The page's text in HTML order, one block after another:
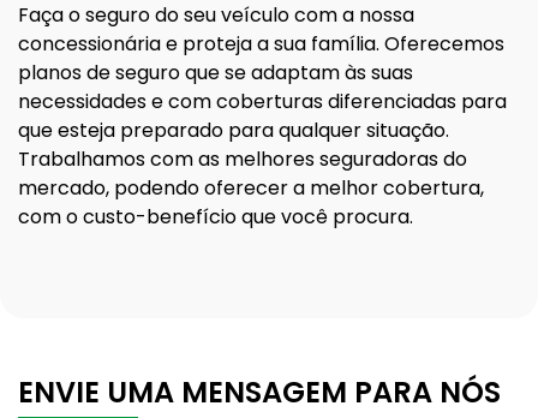
Faça o seguro do seu veículo com a nossa
concessionária e proteja a sua família. Oferecemos
planos de seguro que se adaptam às suas
necessidades e com coberturas diferenciadas para
que esteja preparado para qualquer situação.
Trabalhamos com as melhores seguradoras do
mercado, podendo oferecer a melhor cobertura,
com o custo-benefício que você procura.
ENVIE UMA MENSAGEM PARA NÓS